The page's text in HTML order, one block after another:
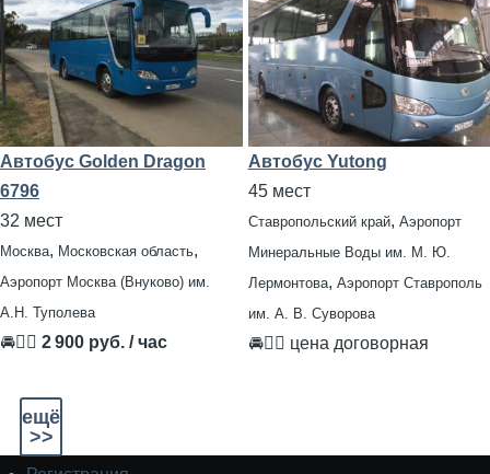
Автобус Golden Dragon
6796
32 мест
Москва, Московская область,
Аэропорт Москва (Внуково) им.
А.Н. Туполева
🚘👨‍✈ 2 900 руб. / час
Автобус Yutong
45 мест
Ставропольский край, Аэропорт
Минеральные Воды им. М. Ю.
Лермонтова, Аэропорт Ставрополь
им. А. В. Суворова
🚘👨‍✈ цена договорная
ещё
>>